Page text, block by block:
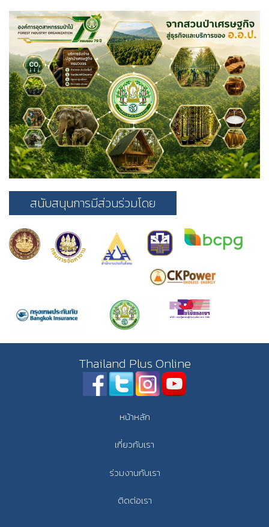
สนับสนุนการมีส่วนร่วมโดย
Thailand Plus Online
หน้าหลัก
เกี่ยวกับเรา
ร่วมงานกับเรา
ติดต่อเรา